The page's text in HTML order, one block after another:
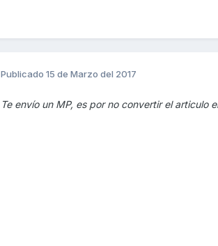
Publicado 15 de Marzo del 2017
Te envío un MP, es por no convertir el articulo